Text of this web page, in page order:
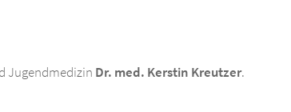
Jugendmedizin Dr. med. Kerstin Kreutzer.